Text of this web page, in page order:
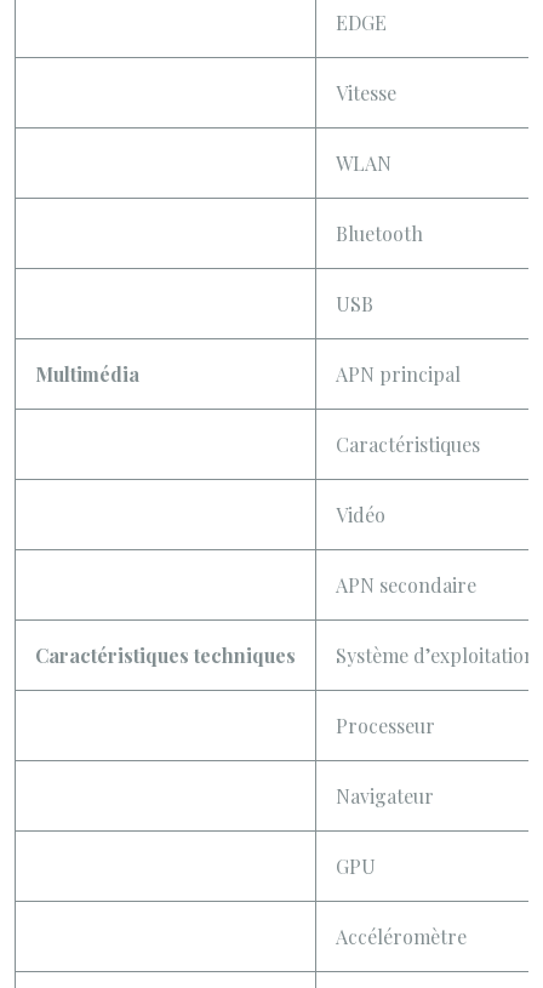
EDGE
Vitesse
WLAN
Bluetooth
USB
Multimédia APN principal
Caractéristiques
Vidéo
APN secondaire
Caractéristiques techniques Système d’exploitation
Processeur
Navigateur
GPU
Accéléromètre